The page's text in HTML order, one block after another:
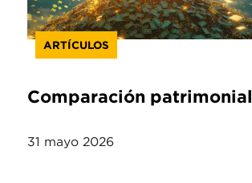
ARTÍCULOS
Comparación patrimonial
31 mayo 2026